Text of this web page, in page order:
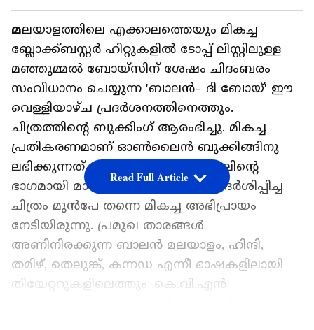
മലയാളത്തിലെ എക്കാലത്തെയും മികച്ച
ബ്ലോക്ക്ബസ്റ്റർ ഹിറ്റുകളിൽ ടോപ്പ് ലിസ്റ്റിലുള്ള
മഞ്ഞുമ്മൽ ബോയ്‌സിന് ശേഷം ചിദംബരം
സംവിധാനം ചെയ്യുന്ന 'ബാലൻ- ദി ബോയ്' ഈ
വെള്ളിയാഴ്ച പ്രദർശനത്തിനെത്തും.
ചിത്രത്തിന്റെ ബുക്കിംഗ് ആരംഭിച്ചു. മികച്ച
പ്രതികരണമാണ് ഓൺലൈൻ ബുക്കിങ്ങിനു
ലഭിക്കുന്നത്. കാൻ ഫിലിം ഫെസ്റ്റിവലിന്റെ
ഭാഗമായി മാർഷേ ഡു ഫിലിമിൽ പ്രദർശിപ്പിച്ച
ചിത്രം മുൻപേ തന്നെ മികച്ച അഭിപ്രായം
നേടിയിരുന്നു. പ്രമുഖ താരങ്ങൾ
അണിനിരക്കുന്ന ബാലൻ മലയാളം, ഹിന്ദി,
തമിഴ്, തെലുങ്ക്, കന്നഡ എന്നീ ഭാഷകളിലായി
തിയേറ്ററുകളിലെത്തും. കെ.വി.എൻ
Read Full Article